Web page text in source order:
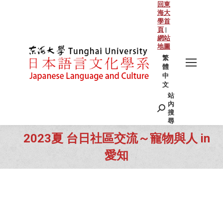
回東
海大
學首
頁 |
網站
地圖
繁
體
中
文
Search:
站
內
搜
尋
2023夏 台日社區交流～寵物與人 in
愛知
You are here: